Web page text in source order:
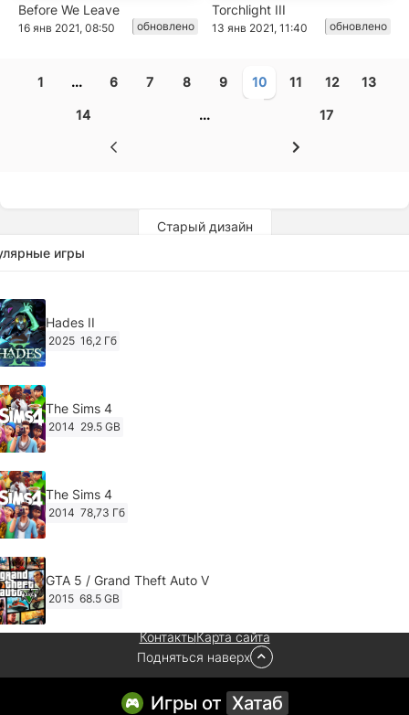
Before We Leave
16 янв 2021, 08:50 обновлено
Torchlight III
13 янв 2021, 11:40 обновлено
1 ... 6 7 8 9 10 11 12 13
14 ... 17
Старый дизайн
игры
Hades II
2025 16,2 Гб
The Sims 4
2014 29.5 GB
The Sims 4
2014 78,73 Гб
GTA 5 / Grand Theft Auto V
2015 68.5 GB
Ghost of Tsushima: Director's Cut v.1053.8.1023.1614
[RePack Decepticon] (2024)
КонтактыКарта сайта
Подняться наверх
Игры от Хатаб